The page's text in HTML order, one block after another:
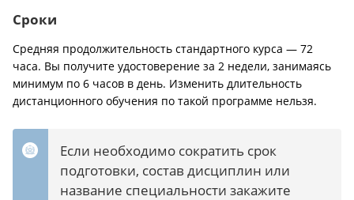
Сроки
Средняя продолжительность стандартного курса — 72
часа. Вы получите удостоверение за 2 недели, занимаясь
минимум по 6 часов в день. Изменить длительность
дистанционного обучения по такой программе нельзя.
Если необходимо сократить срок
подготовки, состав дисциплин или
название специальности закажите